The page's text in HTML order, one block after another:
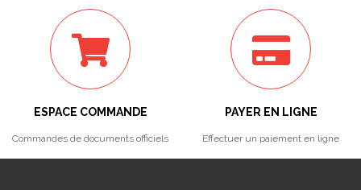
ESPACE COMMANDE
Commandes de documents officiels
PAYER EN LIGNE
Effectuer un paiement en ligne